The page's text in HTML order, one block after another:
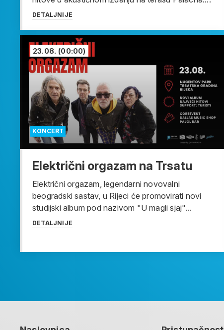
DETALJNIJE
KONCERT
23.08. (00:00)
Električni orgazam na Trsatu
Električni orgazam, legendarni novovalni
beogradski sastav, u Rijeci će promovirati novi
studijski album pod nazivom "U magli sjaj"...
DETALJNIJE